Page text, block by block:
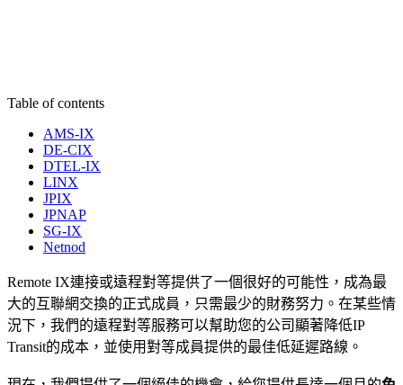
Table of contents
AMS-IX
DE-CIX
DTEL-IX
LINX
JPIX
JPNAP
SG-IX
Netnod
Remote IX連接或遠程對等提供了一個很好的可能性，成為最
大的互聯網交換的正式成員，只需最少的財務努力。在某些情
況下，我們的遠程對等服務可以幫助您的公司顯著降低IP
Transit的成本，並使用對等成員提供的最佳低延遲路線。